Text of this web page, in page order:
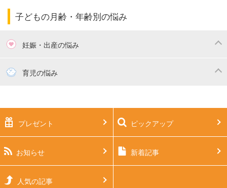
子育てコラム
子どもの月齢・年齢別の悩み
妊娠・出産の悩み
妊活 育児の悩み
生後2ヶ月 生後3ヶ月
生後4ヶ月 生後5ヶ月
生後6ヶ月
プレゼント ピックアップ
お知らせ 新着記事
人気の記事